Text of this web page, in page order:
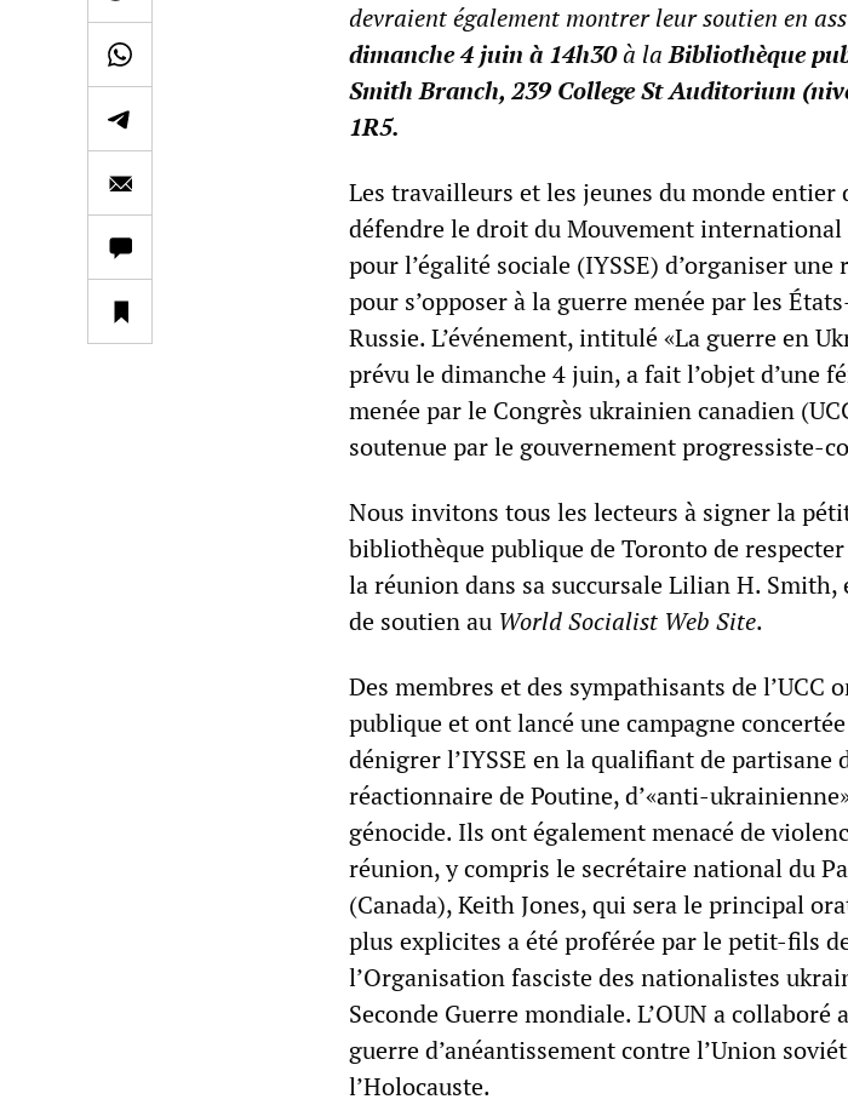
devraient également montrer leur soutien en
dimanche 4 juin à 14h30à laBibliothèque
Smith Branch, 239 College St Auditorium
1R5.
Les travailleurs et les jeunes du monde
défendre le droit du Mouvement international
pour l’égalité sociale (IYSSE) d’organiser
pour s’opposer à la guerre menée par les
Russie. L’événement, intitulé «La guerre en
prévu le dimanche 4 juin, a fait l’objet d’une
menée par le Congrès ukrainien canadien
soutenue par le gouvernement progressiste-
Nous invitons tous les lecteurs à signer la
bibliothèque publique de Toronto de
la réunion dans sa succursale Lilian H. Smith,
de soutien au World Socialist Web Site.
Des membres et des sympathisants de
publique et ont lancé une campagne
dénigrer l’IYSSE en la qualifiant de
réactionnaire de Poutine, d’«anti-
génocide. Ils ont également menacé de
réunion, y compris le secrétaire national du
(Canada), Keith Jones, qui sera le principal
plus explicites a été proférée par le petit-fils
l’Organisation fasciste des nationalistes
Seconde Guerre mondiale. L’OUN a collaboré
guerre d’anéantissement contre l’Union
l’Holocauste.